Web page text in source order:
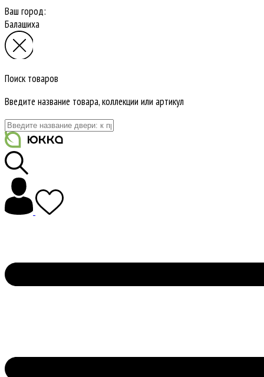
Ваш город:
Балашиха
Поиск товаров
Введите название товара, коллекции или артикул